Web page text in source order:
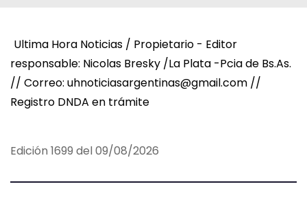
Ultima Hora Noticias / Propietario - Editor
responsable: Nicolas Bresky /La Plata -Pcia de Bs.As.
// Correo: uhnoticiasargentinas@gmail.com //
Registro DNDA en trámite
Edición 1699 del 09/08/2026